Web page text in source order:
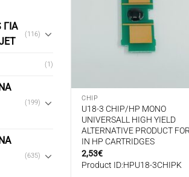
ΓΙΑ
(116)
(1)
(199)
(635)
CHIP
U18-3 CHIP/HP MONO
UNIVERSALL HIGH YIELD
ALTERNATIVE PRODUCT
IN HP CARTRIDGES
2,53€
Product ID:HPU18-3CHIPK